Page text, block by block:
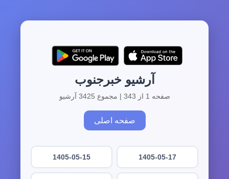
آرشیو خبرجنوب
صفحه 1 از 343 | مجموع 3425 آرشیو
صفحه اصلی
1405-05-17
1405-05-15